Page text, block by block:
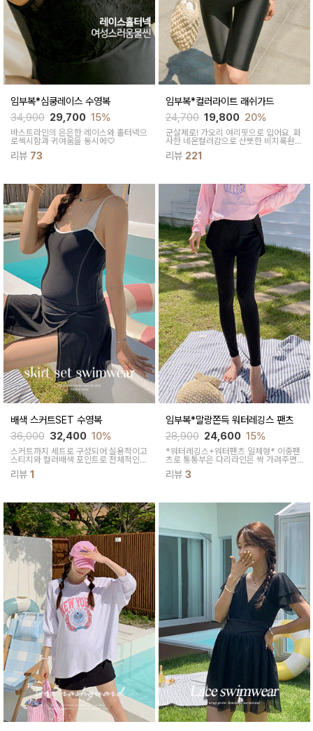
임부복*심쿵레이스 수영복
34,900 29,700 15%
바스트라인의 은은한 레이스와 홀터넥으
로섹시함과 귀여움을 동시에♡
리뷰 73
임부복*컬러라이트 래쉬가드
24,700 19,800 20%
군살제로! 가오리 여리핏으로 입어요, 화
사한 네온컬러감으로 산뜻한 비치룩완성
~수영복위에 걸쳐주기도 좋은 다용도 래
쉬가드
리뷰 221
배색 스커트SET 수영복
36,000 32,400 10%
스커트까지 세트로 구성되어 실용적이고
스티치와 컬러배색 포인트로 전체적인
룩의 완성도를 높여주었어요!
리뷰 1
임부복*말랑쫀득 워터레깅스 팬츠
28,900 24,600 15%
*워터레깅스+워터팬츠 일체형* 이중팬
츠로 통통부은 다리라인은 싹 가려주면
서 노출이 부담스러운 맘 분들에게 즐기
기 좋은 이중팬츠 래쉬가드이에요
리뷰 3